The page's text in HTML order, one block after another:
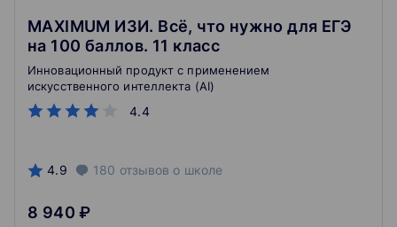
MAXIMUM ИЗИ. Всё, что нужно для ЕГЭ
на 100 баллов. 11 класс
4.4
Инновационный продукт с применением
искусственного интеллекта (AI)
4.9 180 отзывов о школе
8 940 ₽